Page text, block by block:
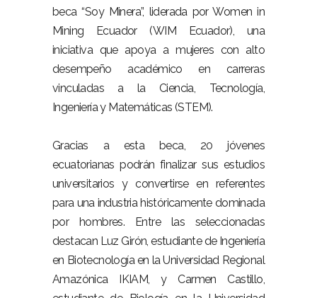
beca “Soy Minera”, liderada por Women in
Mining Ecuador (WIM Ecuador), una
iniciativa que apoya a mujeres con alto
desempeño académico en carreras
vinculadas a la Ciencia, Tecnología,
Ingeniería y Matemáticas (STEM).
Gracias a esta beca, 20 jóvenes
ecuatorianas podrán finalizar sus estudios
universitarios y convertirse en referentes
para una industria históricamente dominada
por hombres. Entre las seleccionadas
destacan Luz Girón, estudiante de Ingeniería
en Biotecnología en la Universidad Regional
Amazónica IKIAM, y Carmen Castillo,